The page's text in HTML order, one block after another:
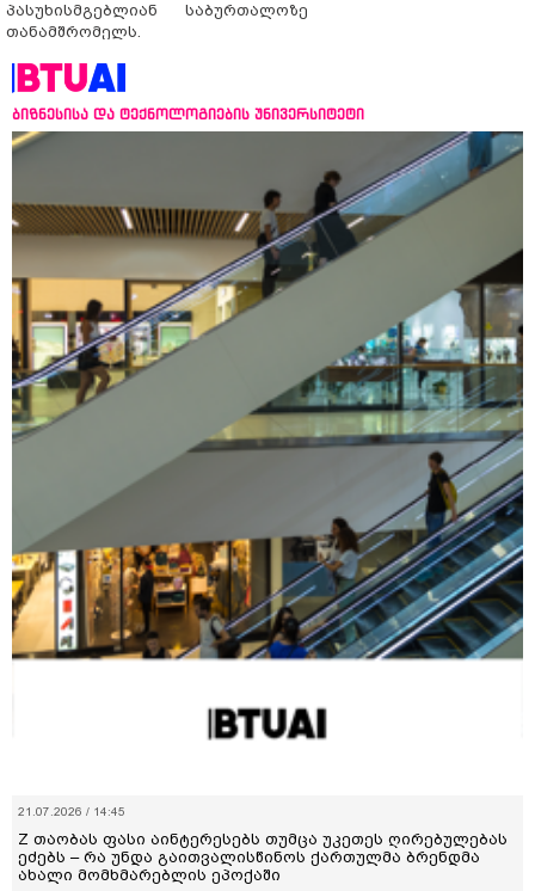
პასუხისმგებლიან
თანამშრომელს.
საბურთალოზე
ბიზნესისა და ტექნოლოგიების უნივერსიტეტი
21.07.2026 / 14:45
Z თაობას ფასი აინტერესებს თუმცა უკეთეს ღირებულებას
ეძებს – რა უნდა გაითვალისწინოს ქართულმა ბრენდმა
ახალი მომხმარებლის ეპოქაში